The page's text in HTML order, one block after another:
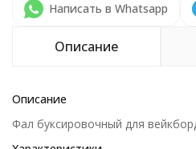
Написать в Whatsapp
Описание
Описание
Фал буксировочный для